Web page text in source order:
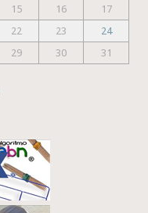
15 16
17
22 23
24
29 30 31